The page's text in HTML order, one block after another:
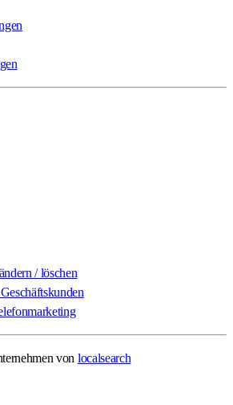
/ löschen
von localsearch